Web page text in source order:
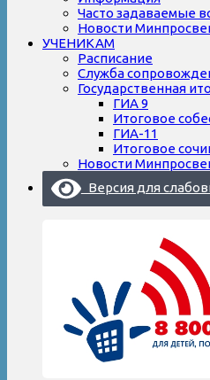
Часто задаваемые
Новости
УЧЕНИКАМ
Расписание
Служба
Государственная
ГИА 9
Итоговое
ГИА-11
Итоговое
Новости
Версия для